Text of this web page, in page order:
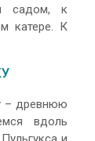
садом, к
катере. К
– древнюю
вдоль